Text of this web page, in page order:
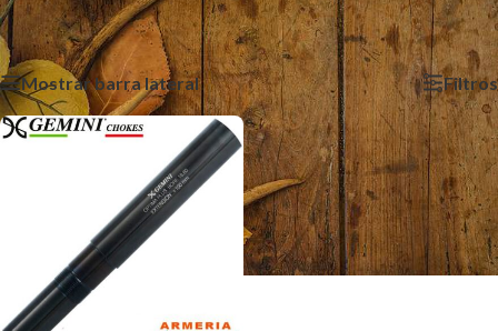
Inicio /Productos etiquetados “óptima choque”
Mostrando el único resultado
Mostrar barra lateral
Filtros